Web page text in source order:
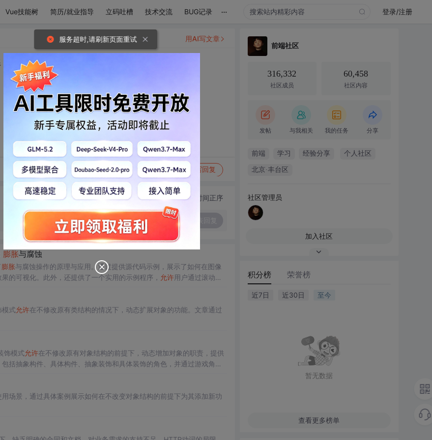
Vue技能树 简历/就业指导 立码吐槽 技术交流 BUG记录 ... 登录/注册
叫可爱到膨胀
转发到动态 举报 写回复
用AI写文章
切换为时间正序
膨胀与腐蚀
膨胀与腐蚀操作的原理与应用。通过提供源代码示例，展示了如何在图像
的可视化。此外，还提供了一个实用的示例程序， 允许用户通过滚动条
式允许在不修改原有类结构的情况下，动态扩展对象的功能。文章通过
饰模式允许在不修改原有对象结构的前提下，动态增加对象的职责，提供
括抽象构件、具体构件、抽象装饰和具体装饰的角色，并通过游戏角色
场景，通过具体案例展示如何在不改变对象结构的前提下为其添加新功
前端社区
316,332
社区成员
60,458
社区内容
发帖 与我相关 我的任务 分享
前端 学习 经验分享 个人社区
北京·丰台区
社区管理员
加入社区
积分榜 荣誉榜
近7日 近30日 至今
暂无数据
查看更多榜单
服务超时,请刷新页面重试